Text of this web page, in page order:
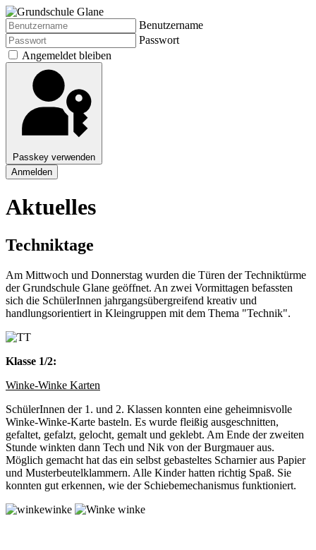
Benutzername
Passwort
Angemeldet bleiben
Passkey verwenden
Anmelden
Aktuelles
Techniktage
Am Mittwoch und Donnerstag wurden die Türen der Techniktürme
der Grundschule Glane geöffnet. An zwei Vormittagen befassten
sich die SchülerInnen jahrgangsübergreifend kreativ und
handlungsorientiert in Kleingruppen mit dem Thema "Technik".
Klasse 1/2:
Winke-Winke Karten
SchülerInnen der 1. und 2. Klassen konnten eine geheimnisvolle
Winke-Winke-Karte basteln. Es wurde fleißig ausgeschnitten,
gefaltet, gefalzt, gelocht, gemalt und geklebt. Am Ende der zweiten
Stunde winkten dann Tech und Nik von der Burgmauer aus.
Möglich gemacht hat das ein selbst gebasteltes Scharnier aus Papier
und Musterbeutelklammern. Alle Kinder hatten richtig Spaß. Sie
konnten gut erkennen, wie der Schiebemechanismus funktioniert.